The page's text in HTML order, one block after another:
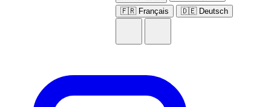
🇫🇷 Français
🇩🇪 Deutsch